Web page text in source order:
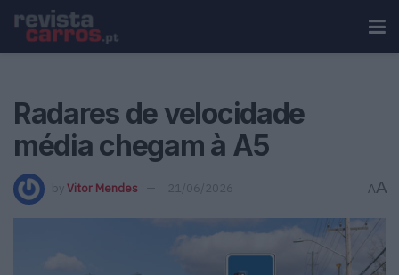
Radares de velocidade
média chegam à A5
by Vitor Mendes 21/06/2026 AA